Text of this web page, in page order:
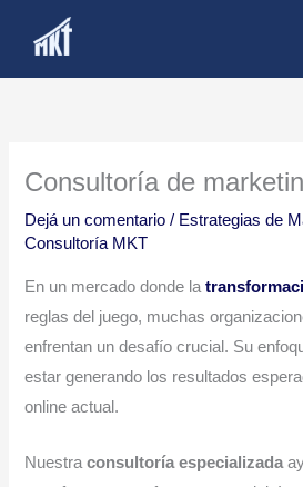
Consultoría de
Dejá un comentario / Estrategias de
Consultoría MKT
En un mercado donde la
reglas del juego, muchas
enfrentan un desafío crucial. Su
estar generando los resultados
online actual.
Nuestraconsultoría especializada